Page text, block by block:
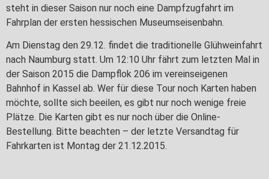
steht in dieser Saison nur noch eine Dampfzugfahrt im
Fahrplan der ersten hessischen Museumseisenbahn.
Am Dienstag den 29.12. findet die traditionelle Glühweinfahrt
nach Naumburg statt. Um 12:10 Uhr fährt zum letzten Mal in
der Saison 2015 die Dampflok 206 im vereinseigenen
Bahnhof in Kassel ab. Wer für diese Tour noch Karten haben
möchte, sollte sich beeilen, es gibt nur noch wenige freie
Plätze. Die Karten gibt es nur noch über die Online-
Bestellung. Bitte beachten – der letzte Versandtag für
Fahrkarten ist Montag der 21.12.2015.